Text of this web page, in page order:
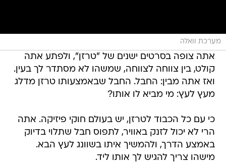
מערכת וואלה
אתה צופה בסרטים ישנים של "טרזן", ולפתע אתה
קולט, בין צווחה לצווחה, שמשהו לא מסתדר לך בעין.
ואז אתה מבין: החבל. החבל שבאמצעותו טרזן מדלג
מעץ לעץ: מי מביא לו אותו?
כי עם כל הכבוד לטרזן, יש בעולם חוקי פיזיקה. אתה
הרי לא יכול לזנק באוויר, לתפוס חבל שתלוי בדיוק
באמצע הדרך, ולהמשיך איתו בשוונג לעץ הבא.
מישהו צריך להגיש לך אותו ליד.